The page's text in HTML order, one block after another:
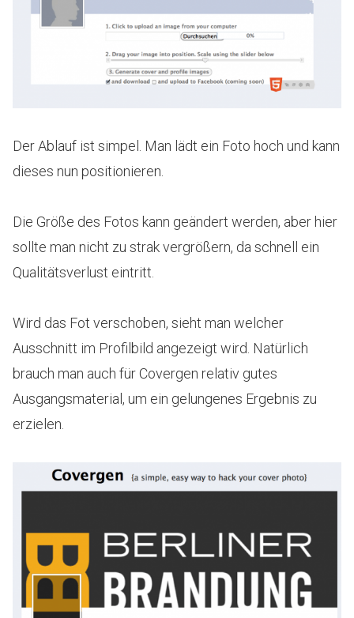
Der Ablauf ist simpel. Man lädt ein Foto hoch und kann
dieses nun positionieren.
Die Größe des Fotos kann geändert werden, aber hier
sollte man nicht zu strak vergrößern, da schnell ein
Qualitätsverlust eintritt.
Wird das Fot verschoben, sieht man welcher
Ausschnitt im Profilbild angezeigt wird. Natürlich
brauch man auch für Covergen relativ gutes
Ausgangsmaterial, um ein gelungenes Ergebnis zu
erzielen.